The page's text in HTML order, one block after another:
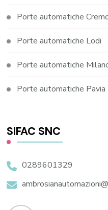
Porte automatiche
Porte automatiche Lodi
Porte automatiche
Porte automatiche Pavia
SIFAC SNC
0289601329